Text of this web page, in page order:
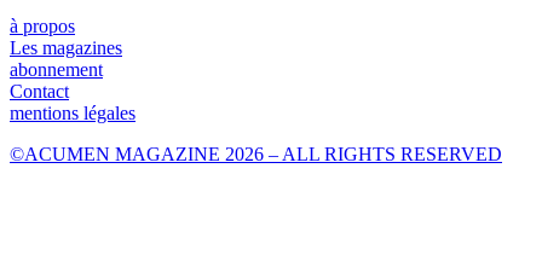
à propos
Les magazines
abonnement
Contact
mentions légales
©ACUMEN MAGAZINE 2026 – ALL RIGHTS RESERVED